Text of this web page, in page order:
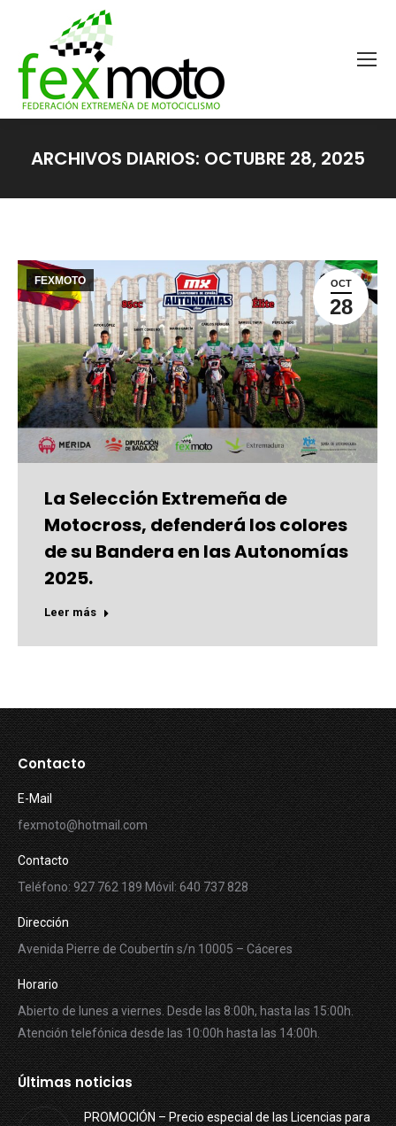
ARCHIVOS DIARIOS: OCTUBRE 28, 2025
OCT
28
FEXMOTO
La Selección Extremeña de
Motocross, defenderá los colores
de su Bandera en las Autonomías
2025.
Leer más
Contacto
E-Mail
fexmoto@hotmail.com
Contacto
Teléfono: 927 762 189 Móvil: 640 737 828
Dirección
Avenida Pierre de Coubertín s/n 10005 – Cáceres
Horario
Abierto de lunes a viernes. Desde las 8:00h, hasta las 15:00h.
Atención telefónica desde las 10:00h hasta las 14:00h.
Últimas noticias
PROMOCIÓN – Precio especial de las Licencias para